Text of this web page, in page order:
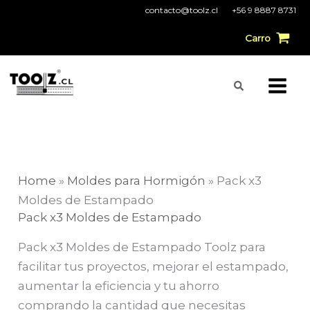
contacto@toolz.cl +56 9 8887 8731
Carro
Buscar
Home » Moldes para Hormigón » Pack x3
Moldes de Estampado
Pack x3 Moldes de Estampado
Pack x3 Moldes de Estampado Toolz para
facilitar tus proyectos, mejorar el estampado,
aumentar la eficiencia y tu ahorro
comprando la cantidad que necesitas